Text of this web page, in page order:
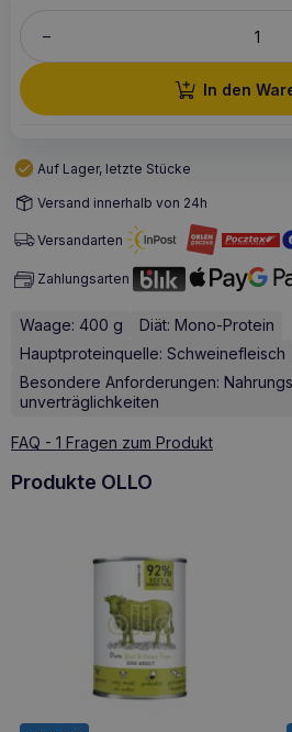
–
In den
Auf Lager, letzte Stücke
Versand innerhalb von 24h
Versandarten
Zahlungsarten
Waage: 400 g
Diät: Mono-Protein
Hauptproteinquelle: Schweinefleisch
Besondere Anforderungen:
unverträglichkeiten
FAQ - 1 Fragen zum Produkt
Produkte OLLO